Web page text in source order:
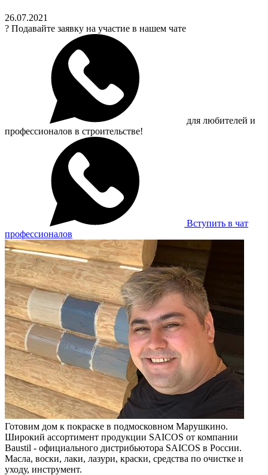
26.07.2021
? Подавайте заявку на участие в нашем чате
для любителей и
профессионалов в строительстве!
Вступить в чат
профессионалов
Готовим дом к покраске в подмосковном Марушкино.
Широкий ассортимент продукции SAICOS от компании
Baustil - официального дистрибьютора SAICOS в России.
Масла, воски, лаки, лазури, краски, средства по очистке и
уходу, инструмент.